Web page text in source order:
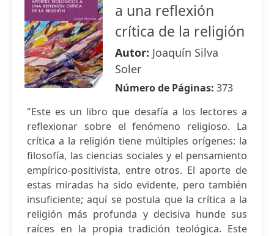
a una reflexión
crítica de la religión
Autor: Joaquín Silva
Soler
Número de Páginas: 373
"Este es un libro que desafía a los lectores a
reflexionar sobre el fenómeno religioso. La
crítica a la religión tiene múltiples orígenes: la
filosofía, las ciencias sociales y el pensamiento
empírico-positivista, entre otros. El aporte de
estas miradas ha sido evidente, pero también
insuficiente; aquí se postula que la crítica a la
religión más profunda y decisiva hunde sus
raíces en la propia tradición teológica. Este